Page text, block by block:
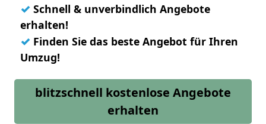
✓ Schnell & unverbindlich Angebote
erhalten!
✓ Finden Sie das beste Angebot für Ihren
Umzug!
blitzschnell kostenlose Angebote
erhalten